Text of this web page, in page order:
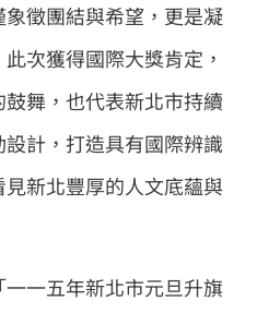
徵團結與希望，更是凝
次獲得國際大獎肯定，
舞，也代表新北市持續
計，打造具有國際辨識
新北豐厚的人文底蘊與
一五年新北市元旦升旗